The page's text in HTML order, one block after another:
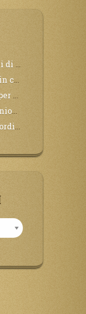
aiuto.
oscurata.
dolori.
grande!